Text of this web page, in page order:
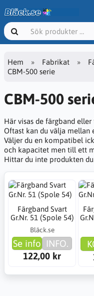
Hem Fabrikat
CBM-500 serie
CBM-500
Här visas de färgband
Oftast kan du välja
Väljer du en kompatibel
och kapacitet men till ett
Hittar du inte produkten
Färgband Svart
Gr.Nr. 51 (Spole 54)
Bläck.se
Se info INFO.
122,00 kr